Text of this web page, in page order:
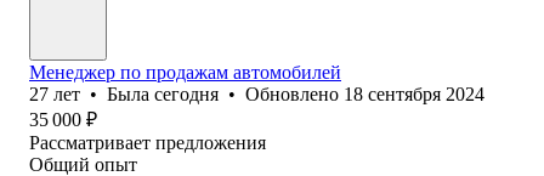
Менеджер по продажам автомобилей
27 лет • Была сегодня • Обновлено 18 сентября 2024
35 000 ₽
Рассматривает предложения
Общий опыт